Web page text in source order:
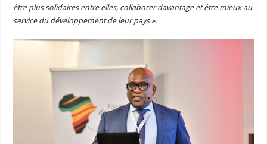
être plus solidaires entre elles, collaborer davantage et être mieux au
service du développement de leur pays ».